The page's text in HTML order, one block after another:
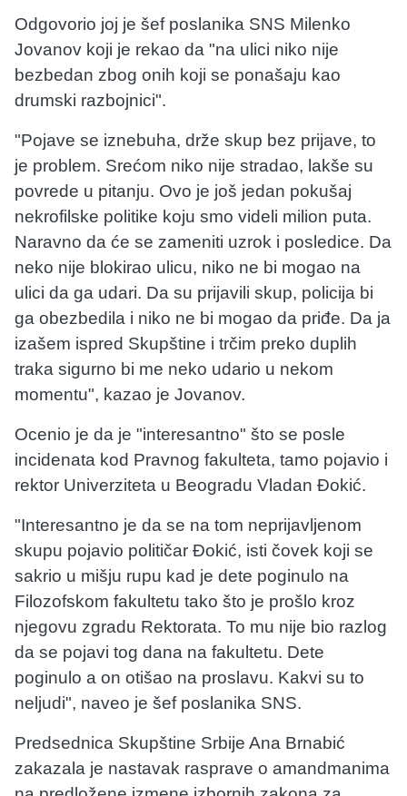
Odgovorio joj je šef poslanika SNS Milenko
Jovanov koji je rekao da "na ulici niko nije
bezbedan zbog onih koji se ponašaju kao
drumski razbojnici".
"Pojave se iznebuha, drže skup bez prijave, to
je problem. Srećom niko nije stradao, lakše su
povrede u pitanju. Ovo je još jedan pokušaj
nekrofilske politike koju smo videli milion puta.
Naravno da će se zameniti uzrok i posledice. Da
neko nije blokirao ulicu, niko ne bi mogao na
ulici da ga udari. Da su prijavili skup, policija bi
ga obezbedila i niko ne bi mogao da priđe. Da ja
izašem ispred Skupštine i trčim preko duplih
traka sigurno bi me neko udario u nekom
momentu", kazao je Jovanov.
Ocenio je da je "interesantno" što se posle
incidenata kod Pravnog fakulteta, tamo pojavio i
rektor Univerziteta u Beogradu Vladan Đokić.
"Interesantno je da se na tom neprijavljenom
skupu pojavio političar Đokić, isti čovek koji se
sakrio u mišju rupu kad je dete poginulo na
Filozofskom fakultetu tako što je prošlo kroz
njegovu zgradu Rektorata. To mu nije bio razlog
da se pojavi tog dana na fakultetu. Dete
poginulo a on otišao na proslavu. Kakvi su to
neljudi", naveo je šef poslanika SNS.
Predsednica Skupštine Srbije Ana Brnabić
zakazala je nastavak rasprave o amandmanima